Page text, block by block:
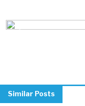
Similar Posts